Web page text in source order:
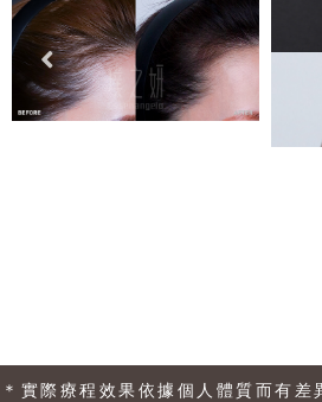
＊實際療程效果依據個人體質而有差